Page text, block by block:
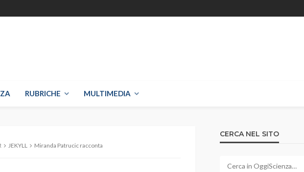
RUBRICHE MULTIMEDIA
JEKYLL Miranda Patrucic racconta
CERCA NEL SITO